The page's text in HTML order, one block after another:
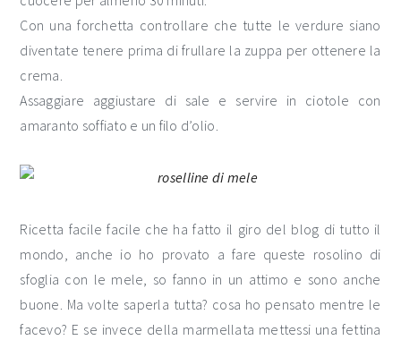
Con una forchetta controllare che tutte le verdure siano
diventate tenere prima di frullare la zuppa per ottenere la
crema.
Assaggiare aggiustare di sale e servire in ciotole con
amaranto soffiato e un filo d’olio.
Ricetta facile facile che ha fatto il giro del blog di tutto il
mondo, anche io ho provato a fare queste rosolino di
sfoglia con le mele, so fanno in un attimo e sono anche
buone. Ma volte saperla tutta? cosa ho pensato mentre le
facevo? E se invece della marmellata mettessi una fettina